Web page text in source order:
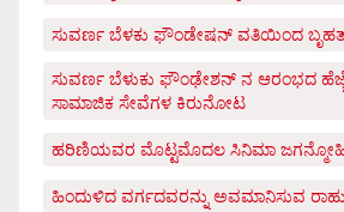
ಸುವರ್ಣ ಬೆಳಕು ಫೌಂಡೇಷನ್ ವತಿಯಿಂದ
ಸುವರ್ಣ ಬೆಳುಕು ಫೌಂಢೇಶನ್ ನ ಆರಂಭದ
ಸಾಮಾಜಿಕ ಸೇವೆಗಳ ಕಿರುನೋಟ
ಹರಿಣಿಯವರ ಮೊಟ್ಟಮೊದಲ ಸಿನಿಮಾ
ಹಿಂದುಳಿದ ವರ್ಗದವರನ್ನು ಅವಮಾನಿಸುವ